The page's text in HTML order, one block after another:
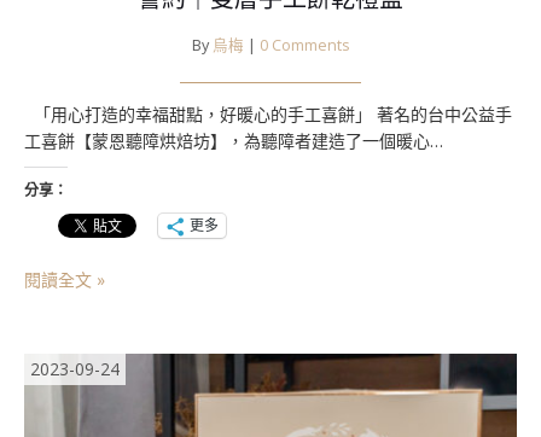
By 烏梅 | 0 Comments
「用心打造的幸福甜點，好暖心的手工喜餅」 著名的台中公益手
工喜餅【蒙恩聽障烘焙坊】，為聽障者建造了一個暖心…
分享：
更多
閱讀全文 »
2023-09-24